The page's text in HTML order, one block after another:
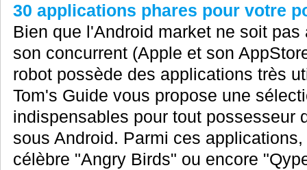
30 applications phares pour votre
Bien que l'Android market ne soit
son concurrent (Apple et son
robot possède des applications très
Tom's Guide vous propose une
indispensables pour tout possesseur
sous Android. Parmi ces
célèbre "Angry Birds" ou encore